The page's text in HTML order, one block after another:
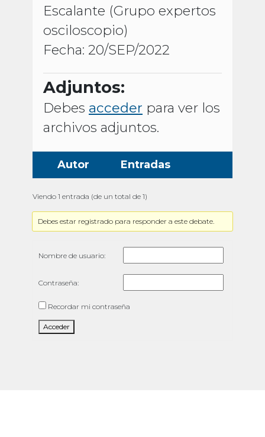
Escalante (Grupo expertos
osciloscopio)
Fecha: 20/SEP/2022
Adjuntos:
Debes acceder para ver los
archivos adjuntos.
Autor Entradas
Viendo 1 entrada (de un total de 1)
Debes estar registrado para responder a este debate.
Nombre de usuario:
Contraseña:
Recordar mi contraseña
Acceder